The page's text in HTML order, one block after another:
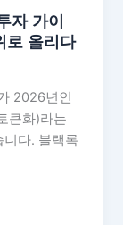
자 가이
로 올리다
2026년인
큰화)라는
다. 블랙록